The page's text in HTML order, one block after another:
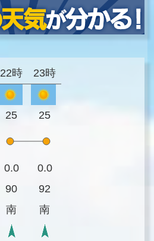
22時 23時
25 25
0.0
0.0
90
92
南
南